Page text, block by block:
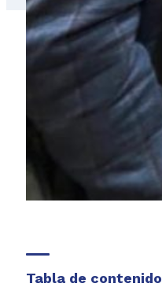
Tabla de contenido